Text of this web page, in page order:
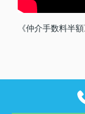
《仲介手数料半